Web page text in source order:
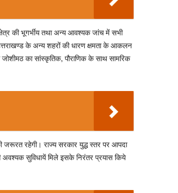
की भूगर्भीय तथा अन्य आवश्यक जांच में सभी
के अन्य शहरों की धारण क्षमता के आकलन
का सांस्कृतिक, पौराणिक के साथ सामरिक
रहेगी। राज्य सरकार युद्ध स्तर पर आपदा
अवश्यक सुविधायें मिले इसके निरंतर प्रयास किये